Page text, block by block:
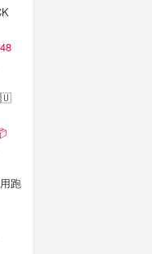
跑